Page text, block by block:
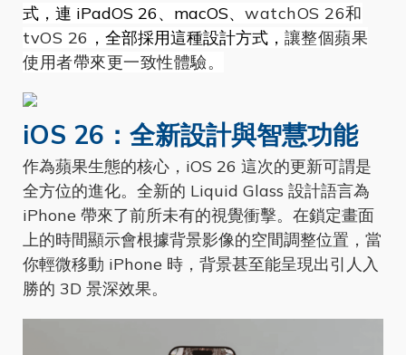
式，連 iPadOS 26、macOS、 watchOS 26和
tvOS 26 ，全部採用這種設計方式， 讓整個蘋果
使用者帶來更一致性體驗。
iOS 26：全新設計與智慧功能
作為蘋果生態的核心，iOS 26 這次的更新可謂是
全方位的進化。全新的 Liquid Glass 設計語言為
iPhone 帶來了前所未有的視覺衝擊。在鎖定畫面
上的時間顯示會根據背景影像的空間調整位置，當
你輕微移動 iPhone 時，背景甚至能呈現出引人入
勝的 3D 景深效果。